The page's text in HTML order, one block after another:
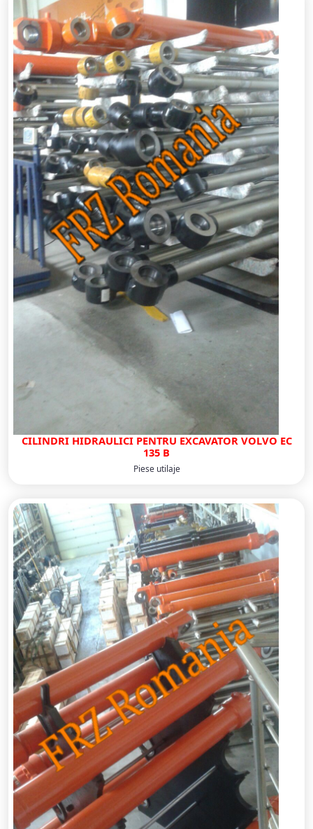
CILINDRI HIDRAULICI PENTRU EXCAVATOR VOLVO EC
135 B
Piese utilaje